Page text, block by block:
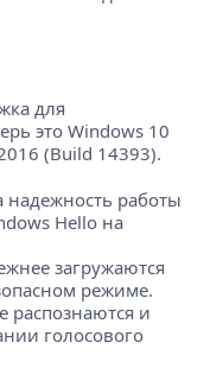
для
это Windows 10
(Build 14393).
надежность работы
Hello на
загружаются
режиме.
и
голосового